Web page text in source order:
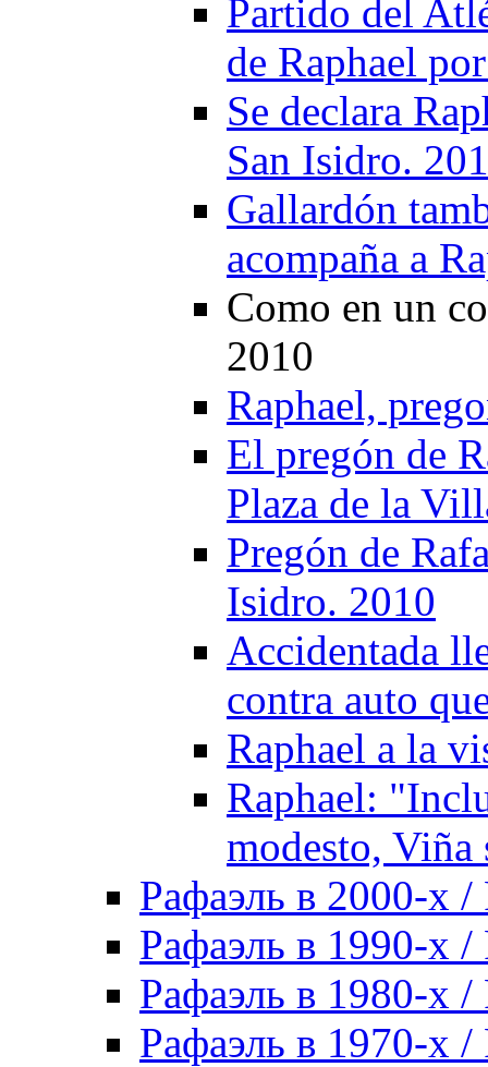
Partido del
de Raphael
Se declara
San Isidro.
Gallardón
acompaña a
Como en un
2010
Raphael,
El pregón de
Plaza de la
Pregón de
Isidro. 2010
Accidentada
contra auto
Raphael a la
Raphael:
modesto,
Рафаэль в 2000-х /
Рафаэль в 1990-х /
Рафаэль в 1980-х /
Рафаэль в 1970-х /